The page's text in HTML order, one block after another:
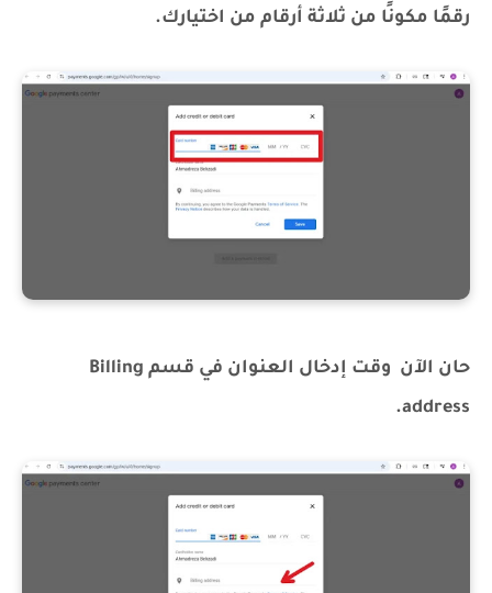
رقمًا مكونًا من ثلاثة أرقام من اختيارك.
حان الآن وقت إدخال العنوان في قسم Billing
address.